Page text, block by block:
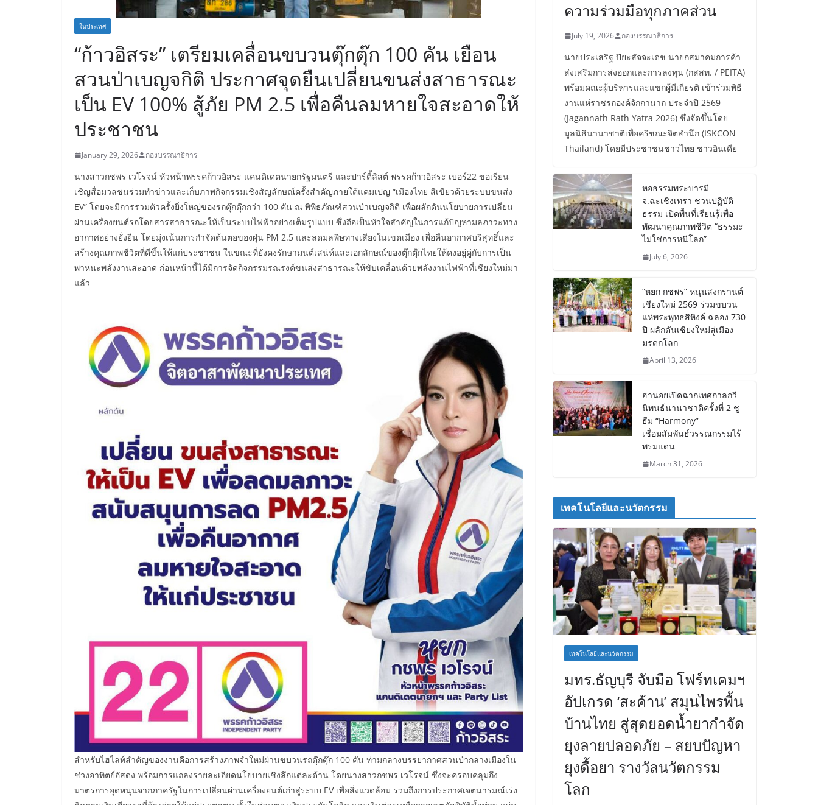
ในประเทศ
“ก้าวอิสระ” เตรียมเคลื่อนขบวนตุ๊กตุ๊ก 100 คัน เยือน
สวนป่าเบญจกิติ ประกาศจุดยืนเปลี่ยนขนส่งสาธารณะ
เป็น EV 100% สู้ภัย PM 2.5 เพื่อคืนลมหายใจสะอาดให้
ประชาชน
January 29, 2026 กองบรรณาธิการ
นางสาวกชพร เวโรจน์ หัวหน้าพรรคก้าวอิสระ แคนดิเดตนายกรัฐมนตรี และปาร์ตี้ลิสต์ พรรคก้าวอิสระ เบอร์22 ขอเรียน
เชิญสื่อมวลชนร่วมทำข่าวและเก็บภาพกิจกรรมเชิงสัญลักษณ์ครั้งสำคัญภายใต้แคมเปญ “เมืองไทย สีเขียวด้วยระบบขนส่ง
EV” โดยจะมีการรวมตัวครั้งยิ่งใหญ่ของรถตุ๊กตุ๊กกว่า 100 คัน ณ พิพิธภัณฑ์สวนป่าเบญจกิติ เพื่อผลักดันนโยบายการเปลี่ยน
ผ่านเครื่องยนต์รถโดยสารสาธารณะให้เป็นระบบไฟฟ้าอย่างเต็มรูปแบบ ซึ่งถือเป็นหัวใจสำคัญในการแก้ปัญหามลภาวะทาง
อากาศอย่างยั่งยืน โดยมุ่งเน้นการกำจัดต้นตอของฝุ่น PM 2.5 และลดมลพิษทางเสียงในเขตเมือง เพื่อคืนอากาศบริสุทธิ์และ
สร้างคุณภาพชีวิตที่ดีขึ้นให้แก่ประชาชน ในขณะที่ยังคงรักษามนต์เสน่ห์และเอกลักษณ์ของตุ๊กตุ๊กไทยให้คงอยู่คู่กับการเป็น
พาหนะพลังงานสะอาด ก่อนหน้านี้ได้มีการจัดกิจกรรมรณรงค์ขนส่งสาธารณะให้ขับเคลื่อนด้วยพลังงานไฟฟ้าที่เชียงใหม่มา
แล้ว
สำหรับไฮไลท์สำคัญของงานคือการสร้างภาพจำใหม่ผ่านขบวนรถตุ๊กตุ๊ก 100 คัน ท่ามกลางบรรยากาศสวนป่ากลางเมืองใน
ช่วงอาทิตย์อัสดง พร้อมการแถลงรายละเอียดนโยบายเชิงลึกแต่ละด้าน โดยนางสาวกชพร เวโรจน์ ซึ่งจะครอบคลุมถึง
มาตรการอุดหนุนจากภาครัฐในการเปลี่ยนผ่านเครื่องยนต์เก่าสู่ระบบ EV เพื่อสิ่งแวดล้อม รวมถึงการประกาศเจตนารมณ์เร่ง
ความร่วมมือทุกภาคส่วน
July 19, 2026 กองบรรณาธิการ
นายประเสริฐ ปิยะสัจจะเดช นายกสมาคมการค้า
ส่งเสริมการส่งออกและการลงทุน (กสสท. / PEITA)
พร้อมคณะผู้บริหารและแขกผู้มีเกียรติ เข้าร่วมพิธี
งานแห่ราชรถองค์จักกานาถ ประจำปี 2569
(Jagannath Rath Yatra 2026) ซึ่งจัดขึ้นโดย
มูลนิธินานาชาติเพื่อคริชณะจิตสำนึก (ISKCON
Thailand) โดยมีประชาชนชาวไทย ชาวอินเดีย
หอธรรมพระบารมี
จ.ฉะเชิงเทรา ชวนปฏิบัติ
ธรรม เปิดพื้นที่เรียนรู้เพื่อ
พัฒนาคุณภาพชีวิต “ธรรมะ
ไม่ใช่การหนีโลก”
July 6, 2026
“หยก กชพร” หนุนสงกรานต์
เชียงใหม่ 2569 ร่วมขบวน
แห่พระพุทธสิหิงค์ ฉลอง 730
ปี ผลักดันเชียงใหม่สู่เมือง
มรดกโลก
April 13, 2026
ฮานอยเปิดฉากเทศกาลกวี
นิพนธ์นานาชาติครั้งที่ 2 ชู
ธีม “Harmony”
เชื่อมสัมพันธ์วรรณกรรมไร้
พรมแดน
March 31, 2026
เทคโนโลยีและนวัตกรรม
เทคโนโลยีและนวัตกรรม
มทร.ธัญบุรี จับมือ โฟร์ทเคมฯ
อัปเกรด ‘สะค้าน’ สมุนไพรพื้น
บ้านไทย สู่สุดยอดน้ำยากำจัด
ยุงลายปลอดภัย – สยบปัญหา
ยุงดื้อยา รางวัลนวัตกรรม
โลก